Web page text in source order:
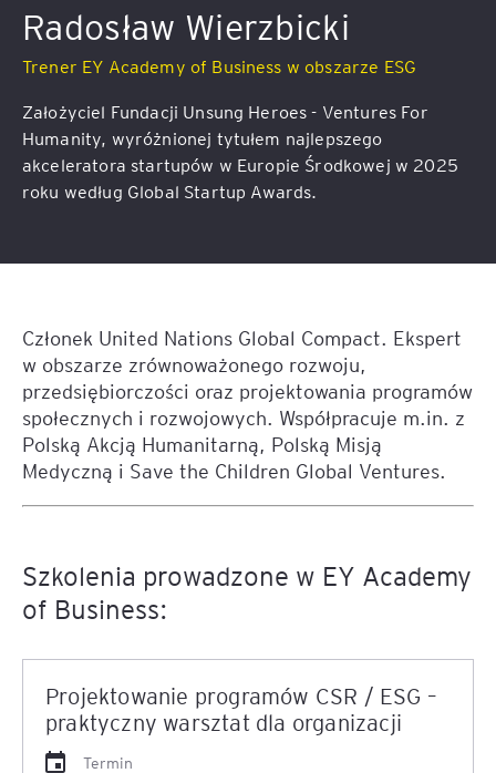
Radosław Wierzbicki
Trener EY Academy of Business w obszarze ESG
Założyciel Fundacji Unsung Heroes - Ventures For
Humanity, wyróżnionej tytułem najlepszego
akceleratora startupów w Europie Środkowej w 2025
roku według Global Startup Awards.
Członek United Nations Global Compact. Ekspert
w obszarze zrównoważonego rozwoju,
przedsiębiorczości oraz projektowania programów
społecznych i rozwojowych. Współpracuje m.in. z
Polską Akcją Humanitarną, Polską Misją
Medyczną i Save the Children Global Ventures.
Szkolenia prowadzone w EY Academy
of Business:
Projektowanie programów CSR / ESG –
praktyczny warsztat dla organizacji
Termin